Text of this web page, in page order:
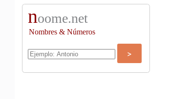
noome.net
Nombres & Números